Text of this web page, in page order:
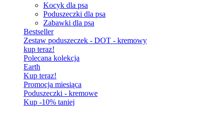
Kocyk dla psa
Poduszeczki dla psa
Zabawki dla psa
Bestseller
Zestaw poduszeczek - DOT - kremowy
kup teraz!
Polecana kolekcja
Earth
Kup teraz!
Promocja miesiąca
Poduszeczki - kremowe
Kup -10% taniej